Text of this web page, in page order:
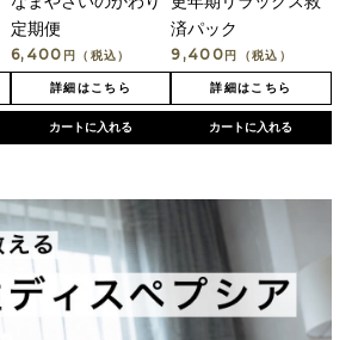
定期便
6,400 円（税込）
詳細はこちら
カートに入れる
済パック
9,400 円（税込）
詳細はこちら
カートに入れる